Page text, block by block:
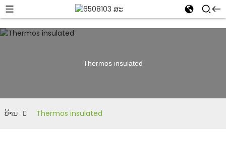
Thermos insulated
ບ້ານ Thermos insulated